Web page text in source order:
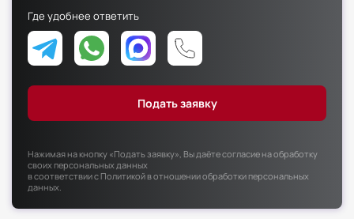
Факультет менеджмента и экономики
Факультет педагогики
Факультет рекламы и связей с общественностью
Факультет социальной работы
Где удобнее ответить
Нажимая на кнопку «Подать заявку», Вы даёте согласие на обработку
своих персональных данных
в соответствии сПолитикой в отношении обработки персональных
данных.